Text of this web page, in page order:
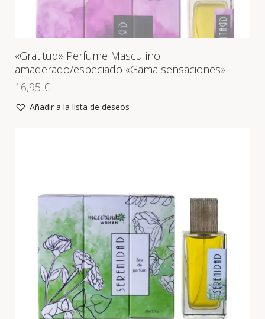
«Gratitud» Perfume Masculino
amaderado/especiado «Gama sensaciones»
16,95 €
Añadir a la lista de deseos